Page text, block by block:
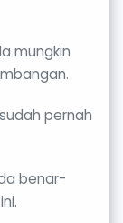
mungkin
pernah
benar-